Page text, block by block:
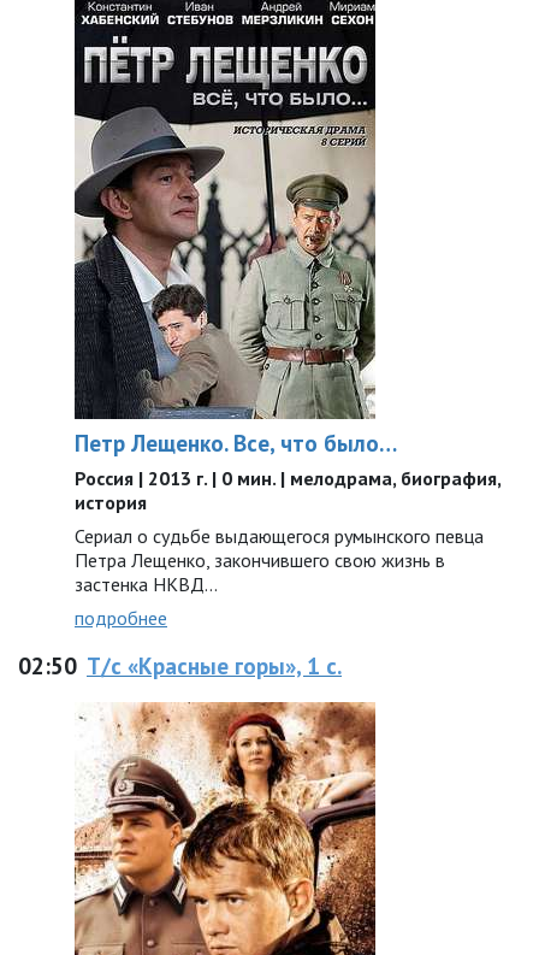
Петр Лещенко. Все, что было…
Россия | 2013 г. | 0 мин. | мелодрама, биография,
история
Сериал о судьбе выдающегося румынского певца
Петра Лещенко, закончившего свою жизнь в
застенка НКВД...
подробнее
02:50 Т/с «Красные горы», 1 с.